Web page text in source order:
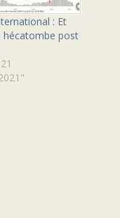
: Et
hécatombe post